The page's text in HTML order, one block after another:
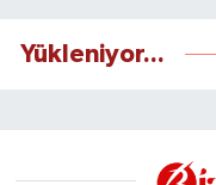
Yükleniyor...